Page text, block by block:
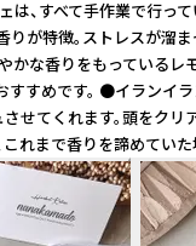
べて手作業で
徴。ストレ
りをもって
です。 ●イラ
くれます。頭
で香りを諦め